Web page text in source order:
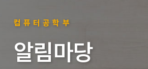
육
컴퓨터공학부
알림마당